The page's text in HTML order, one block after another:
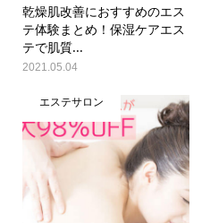
乾燥肌改善におすすめのエス
テ体験まとめ！保湿ケアエス
テで肌質...
2021.05.04
エステサロン